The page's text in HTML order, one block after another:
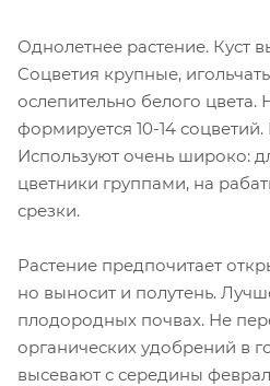
Однолетнее растение. Куст
Cоцветия крупные,
ослепительно белого цвета.
формируется 10-14 соцветий.
Используют очень широко:
цветники группами, на
срезки.
Растение предпочитает
но выносит и полутень.
плодородных почвах. Не
органических удобрений в
высевают с середины